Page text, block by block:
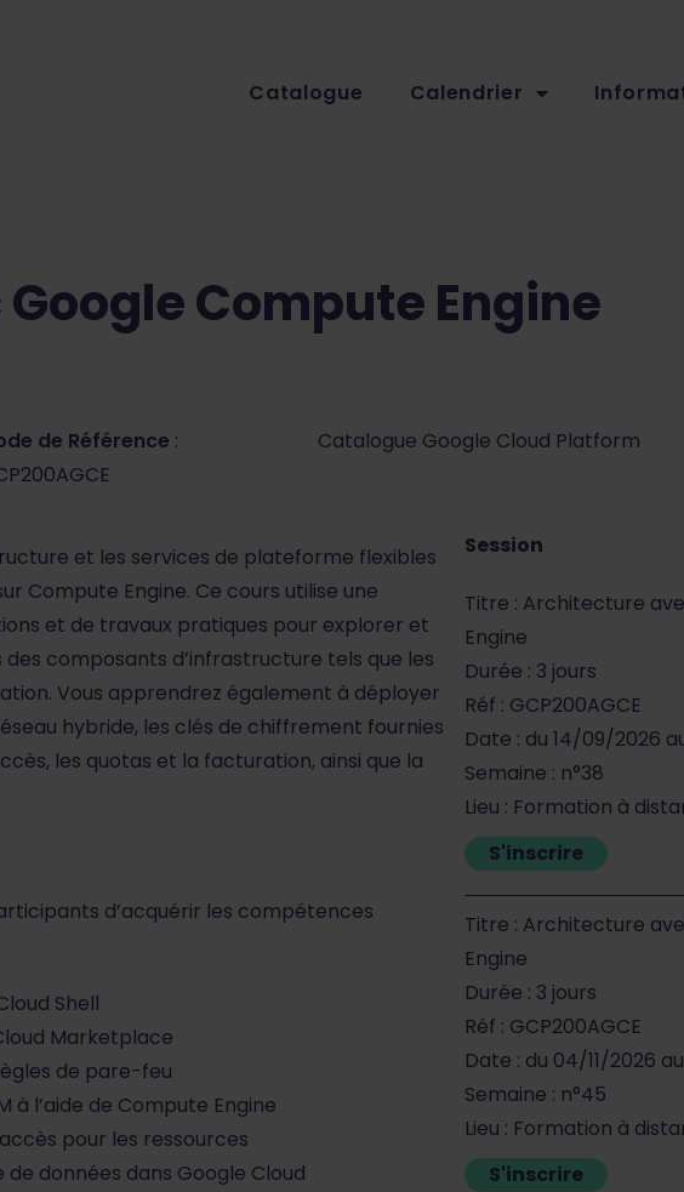
Catalogue Calendrier
Compute Engine
de Référence :
Catalogue Google Cloud Platform
et les services de plateforme flexibles
Compute Engine. Ce cours utilise une
et de travaux pratiques pour explorer et
composants d’infrastructure tels que les
Vous apprendrez également à déployer
hybride, les clés de chiffrement fournies
les quotas et la facturation, ainsi que la
d’acquérir les compétences
Shell
Marketplace
de pare-feu
l’aide de Compute Engine
pour les ressources
données dans Google Cloud
Session
Titre : Architecture
Engine
Durée : 3 jours
Réf : GCP200AGCE
Date : du 14/09/2026
Semaine : n°38
Lieu : Formation à
S'inscrire
Titre : Architecture
Engine
Durée : 3 jours
Réf : GCP200AGCE
Date : du 04/11/2026
Semaine : n°45
Lieu : Formation à
S'inscrire